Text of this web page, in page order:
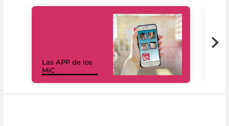
Las APP de los
MiC